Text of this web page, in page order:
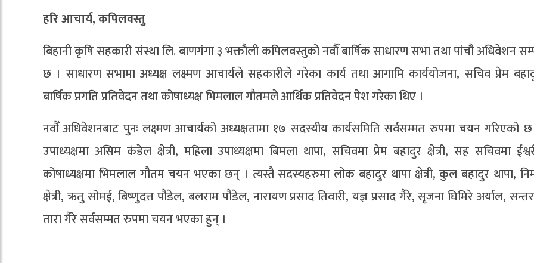
हरि आचार्य, कपिलवस्तु
बिहानी कृषि सहकारी संस्था लि. बाणगंगा ३ भक्तौली कपिलवस्तुको नवौँ बार्षिक साधारण सभा तथा पांचौ अधिवेशन
छ । साधारण सभामा अध्यक्ष लक्ष्मण आचार्यले सहकारीले गरेका कार्य तथा आगामि कार्ययोजना, सचिव प्रेम
बार्षिक प्रगति प्रतिवेदन तथा कोषाध्यक्ष भिमलाल गौतमले आर्थिक प्रतिवेदन पेश गरेका थिए ।
नवौँ अधिवेशनबाट पुनः लक्ष्मण आचार्यको अध्यक्षतामा १७ सदस्यीय कार्यसमिति सर्वसम्मत रुपमा चयन गरिएको
उपाध्यक्षमा असिम कंडेल क्षेत्री, महिला उपाध्यक्षमा बिमला थापा, सचिवमा प्रेम बहादुर क्षेत्री, सह सचिवमा
कोषाध्यक्षमा भिमलाल गौतम चयन भएका छन् । त्यस्तै सदस्यहरुमा लोक बहादुर थापा क्षेत्री, कुल बहादुर थापा,
क्षेत्री, ऋतु सोमई, बिष्णुदत्त पौडेल, बलराम पौडेल, नारायण प्रसाद तिवारी, यज्ञ प्रसाद गैरे, सृजना घिमिरे अर्याल,
तारा गैरे सर्वसम्मत रुपमा चयन भएका हुन् ।